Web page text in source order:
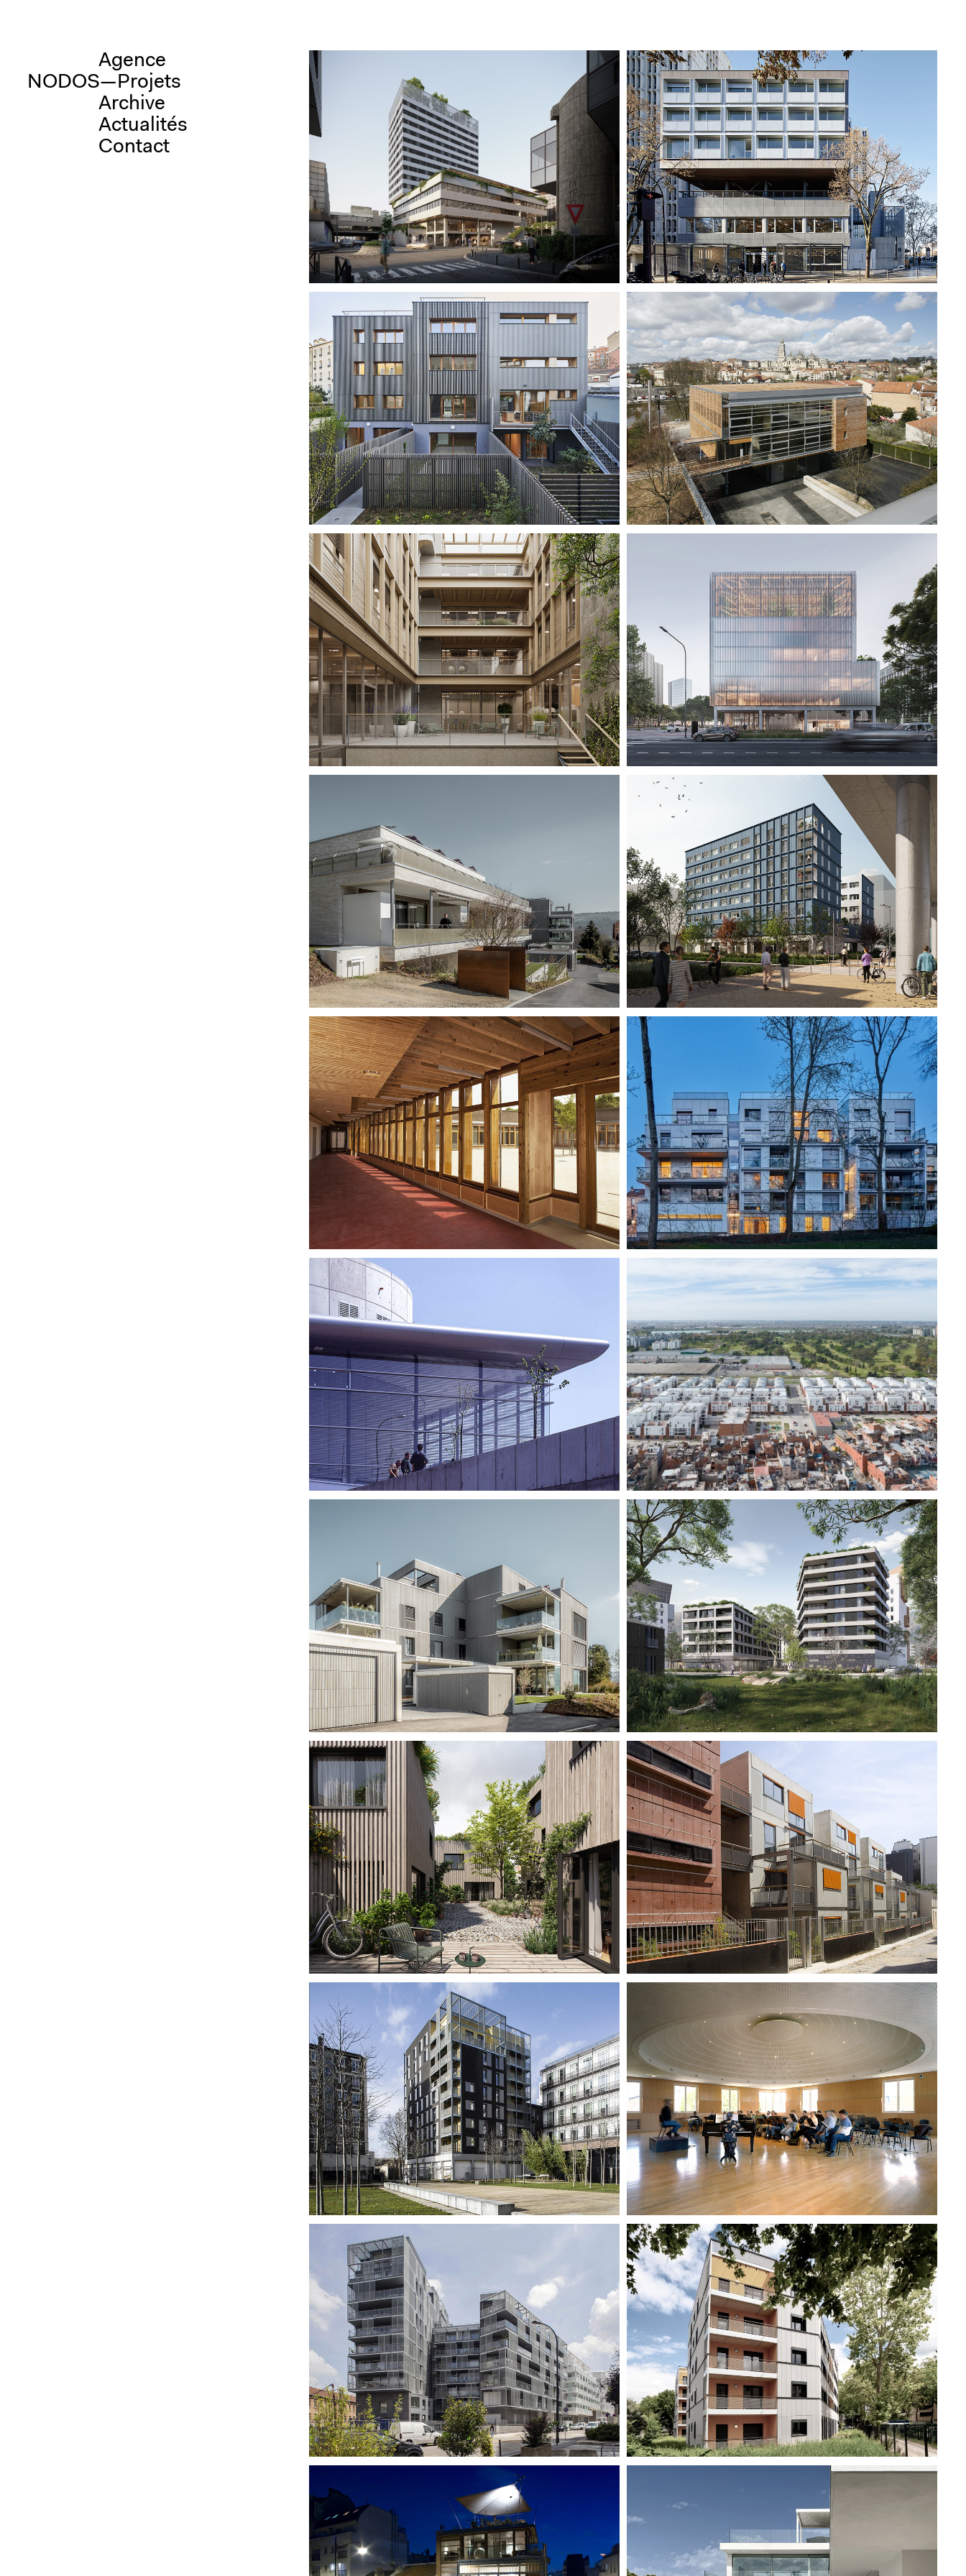
contenu
Agence
Projets
Archive
Actualités
Contact